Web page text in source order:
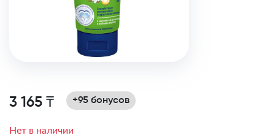
3 165 ₸ +95 бонусов
Нет в наличии